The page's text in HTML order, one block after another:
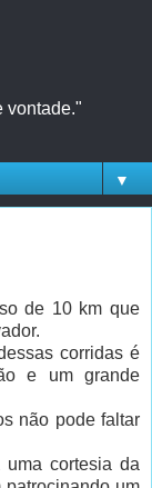
vontade."
▼
de 10 km que
corridas é
e um grande
não pode faltar
cortesia da